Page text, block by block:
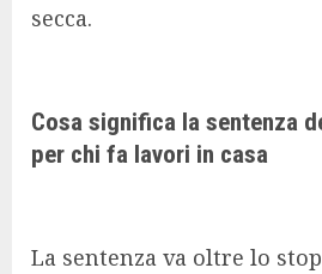
secca.
Cosa significa la sentenza
per chi fa lavori in casa
La sentenza va oltre lo